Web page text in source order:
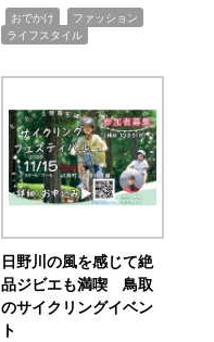
おでかけ ファッション
ライフスタイル
日野川の風を感じて絶
品ジビエも満喫 鳥取
のサイクリングイベン
ト